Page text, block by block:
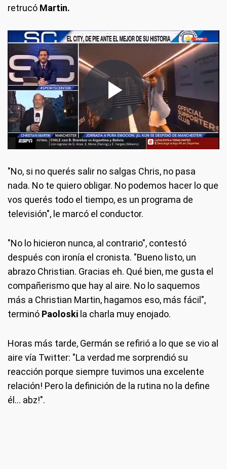
retrucó Martin.
"No, si no querés salir no salgas Chris, no pasa
nada. No te quiero obligar. No podemos hacer lo que
vos querés todo el tiempo, es un programa de
televisión", le marcó el conductor.
"No lo hicieron nunca, al contrario", contestó
después con ironía el cronista. "Bueno listo, un
abrazo Christian. Gracias eh. Qué bien, me gusta el
compañerismo que hay al aire. No lo saquemos
más a Christian Martin, hagamos eso, más fácil",
terminó Paoloski la charla muy enojado.
Horas más tarde, Germán se refirió a lo que se vio al
aire vía Twitter: "La verdad me sorprendió su
reacción porque siempre tuvimos una excelente
relación! Pero la definición de la rutina no la define
él... abz!".